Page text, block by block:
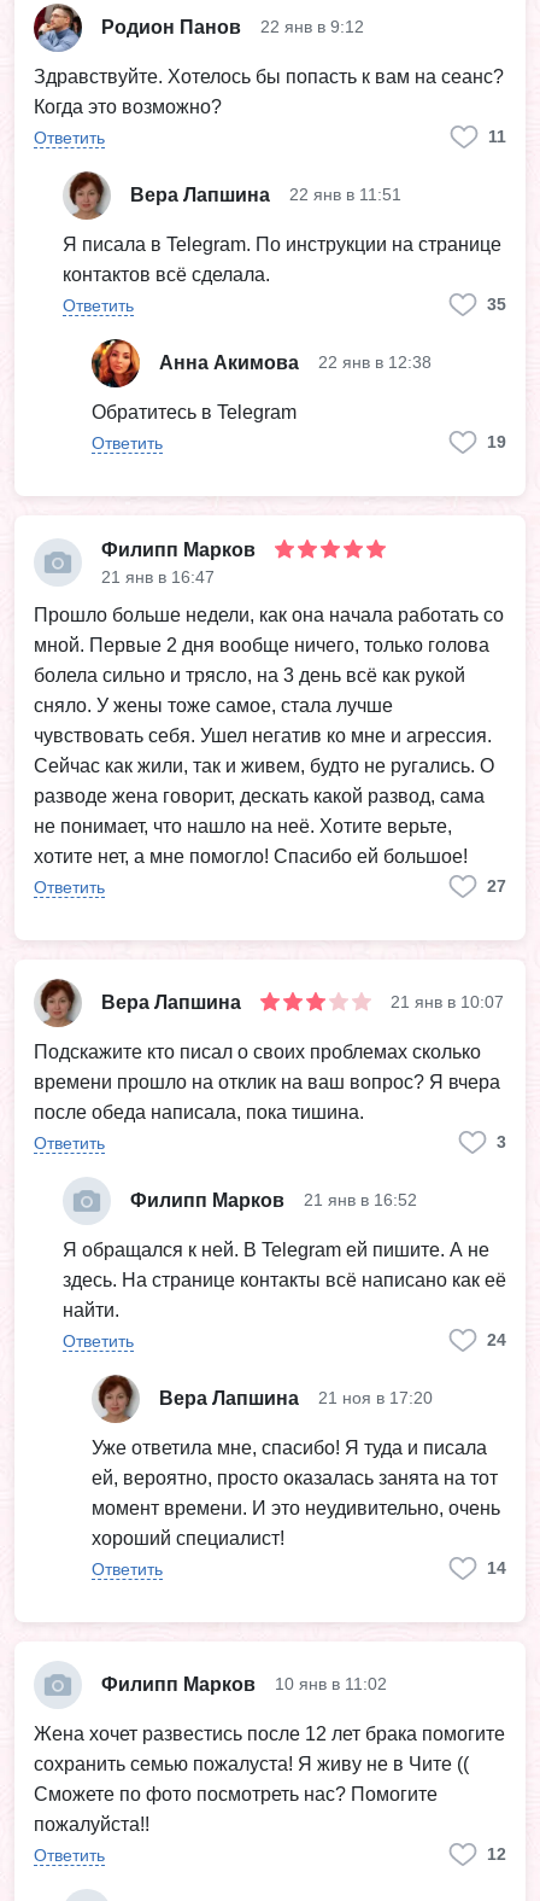
Родион Панов 22 янв в 9:12
Здравствуйте. Хотелось бы попасть к вам на сеанс?
Когда это возможно?
Ответить 11
Вера Лапшина 22 янв в 11:51
Я писала в Telegram. По инструкции на странице
контактов всё сделала.
Ответить 35
Анна Акимова 22 янв в 12:38
Обратитесь в Telegram
Ответить 19
Филипп Марков
21 янв в 16:47
Прошло больше недели, как она начала работать со
мной. Первые 2 дня вообще ничего, только голова
болела сильно и трясло, на 3 день всё как рукой
сняло. У жены тоже самое, стала лучше
чувствовать себя. Ушел негатив ко мне и агрессия.
Сейчас как жили, так и живем, будто не ругались. О
разводе жена говорит, дескать какой развод, сама
не понимает, что нашло на неё. Хотите верьте,
хотите нет, а мне помогло! Спасибо ей большое!
Ответить 27
Вера Лапшина 21 янв в 10:07
Подскажите кто писал о своих проблемах сколько
времени прошло на отклик на ваш вопрос? Я вчера
после обеда написала, пока тишина.
Ответить 3
Филипп Марков 21 янв в 16:52
Я обращался к ней. В Telegram ей пишите. А не
здесь. На странице контакты всё написано как её
найти.
Ответить 24
Вера Лапшина 21 ноя в 17:20
Уже ответила мне, спасибо! Я туда и писала
ей, вероятно, просто оказалась занята на тот
момент времени. И это неудивительно, очень
хороший специалист!
Ответить 14
Филипп Марков 10 янв в 11:02
Жена хочет развестись после 12 лет брака помогите
сохранить семью пожалуста! Я живу не в Чите ((
Сможете по фото посмотреть нас? Помогите
пожалуйста!!
Ответить 12